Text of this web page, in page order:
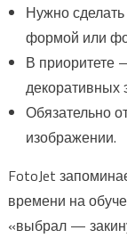
Нужно
формой или
В приоритете
декоративных
Обязательно
изображении.
FotoJet
времени на
«выбрал —